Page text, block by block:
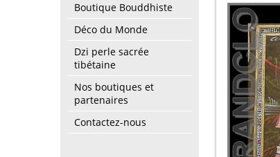
Boutique Bouddhiste
Déco du Monde
Dzi perle sacrée
tibétaine
Nos boutiques et
partenaires
Contactez-nous